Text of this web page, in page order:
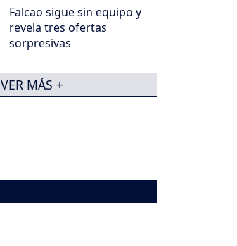
Falcao sigue sin equipo y
revela tres ofertas
sorpresivas
VER MÁS +